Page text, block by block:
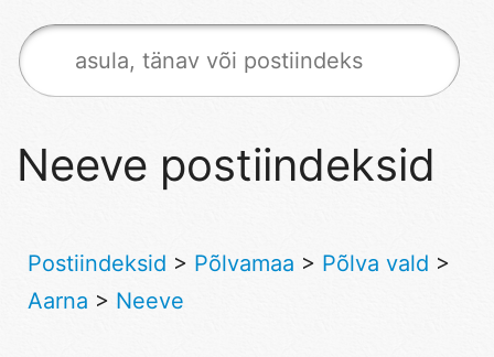
Neeve postiindeksid
Postiindeksid > Põlvamaa > Põlva vald >
Aarna > Neeve